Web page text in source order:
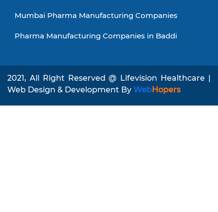
Mumbai Pharma Manufacturing Companies
Pharma Manufacturing Companies in Baddi
2021, All Right Reserved @ Lifevision Healthcare |
Web Design & Development By WebHopers